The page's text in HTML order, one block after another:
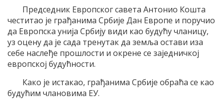
Председник Европског савета Антонио Кошта
честитао је грађанима Србије Дан Европе и поручио
да Европска унија Србију види као будућу чланицу,
уз оцену да је сада тренутак да земља остави иза
себе наслеђе прошлости и окрене се заједничкој
европској будућности.
Како је истакао, грађанима Србије обраћа се као
будућим члановима ЕУ.